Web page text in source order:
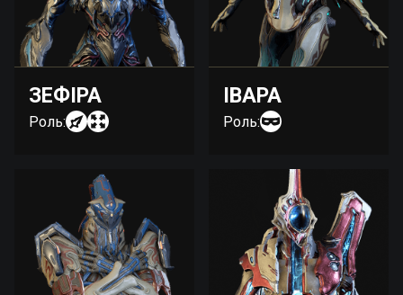
ЗЕФІРА
Роль:
ІВАРА
Роль: